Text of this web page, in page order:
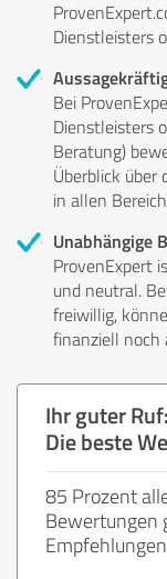
Dienstleisters
Bei
Dienstleisters
Beratung)
Überblick
in allen
Unabhängige
ProvenExpert
und neutral.
freiwillig,
finanziell noch
Ihr guter Ruf:
Die beste
85 Prozent
Bewertungen